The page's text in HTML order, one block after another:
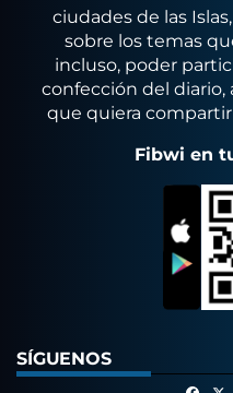
ciudades de las
sobre los temas
incluso, poder
confección del
que quiera
Fibwi en
SÍGUENOS